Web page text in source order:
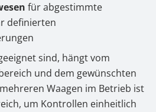
für abgestimmte
definierten
sind, hängt vom
und dem gewünschten
Waagen im Betrieb ist
um Kontrollen einheitlich